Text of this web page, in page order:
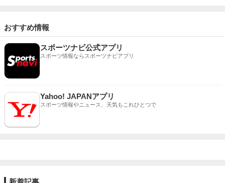
おすすめ情報
スポーツナビ公式アプリ
スポーツ情報ならスポーツナビアプリ
Yahoo! JAPANアプリ
スポーツ情報やニュース、天気もこれひとつで